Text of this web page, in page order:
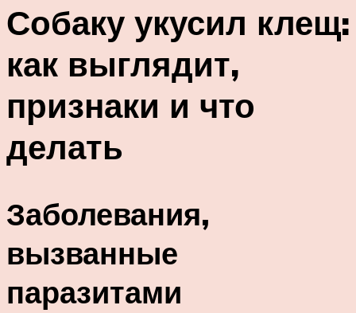
Собаку укусил клещ:
как выглядит,
признаки и что
делать
Заболевания,
вызванные
паразитами